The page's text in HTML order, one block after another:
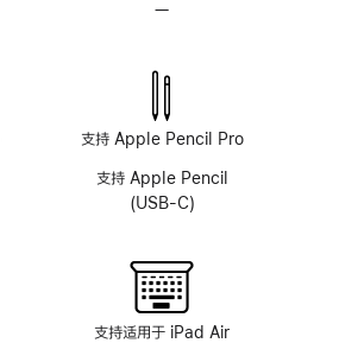
—
像
系
统
支持 Apple Pencil Pro
支持 Apple Pencil
(USB-C)
支持适用于 iPad Air